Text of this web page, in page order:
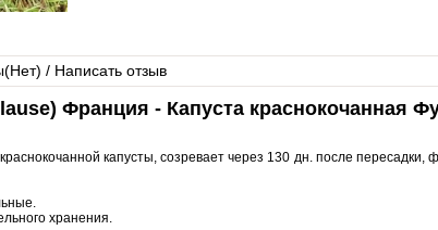
Нет) / Написать отзыв
Франция - Капуста краснокочанная
капусты, созревает через 130 дн. после пересадки,
хранения.